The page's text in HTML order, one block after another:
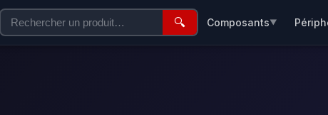
🔍 Composants▼